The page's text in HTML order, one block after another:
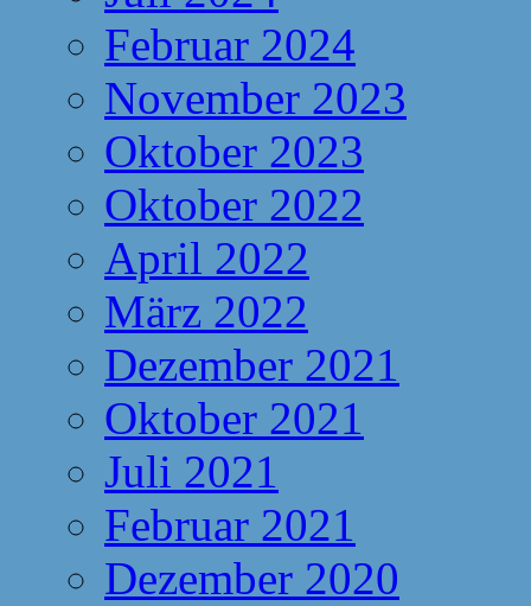
Februar 2024
November 2023
Oktober 2023
Oktober 2022
April 2022
März 2022
Dezember 2021
Oktober 2021
Juli 2021
Februar 2021
Dezember 2020